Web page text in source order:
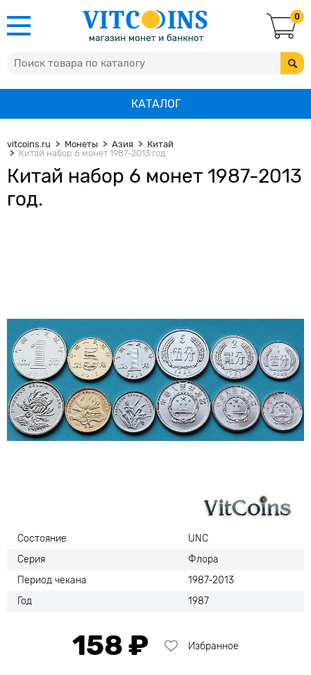
0
КАТАЛОГ
vitcoins.ru Монеты Азия
Китай
Китай набор 6 монет 1987-2013 год.
Китай набор 6 монет 1987-2013
год.
Состояние
UNC
Серия
Флора
Период чекана
1987-2013
Год
1987
158 ₽ Избранное